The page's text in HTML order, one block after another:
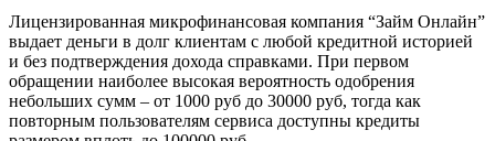
Лицензированная микрофинансовая компания “Займ Онлайн”
выдает деньги в долг клиентам с любой кредитной историей
и без подтверждения дохода справками. При первом
обращении наиболее высокая вероятность одобрения
небольших сумм – от 1000 руб до 30000 руб, тогда как
повторным пользователям сервиса доступны кредиты